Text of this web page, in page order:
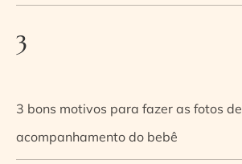
3
3 bons motivos para fazer as fotos de
acompanhamento do bebê